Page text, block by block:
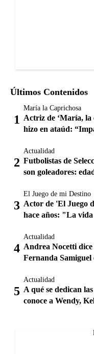
Últimos Contenidos
María la Caprichosa
Actriz de ‘María, la
hizo en ataúd:
Actualidad
Futbolistas de
son goleadores:
El Juego de mi Destino
Actor de 'El Juego
hace años: "La
Actualidad
Andrea Nocetti
Fernanda
Actualidad
A qué se dedican
conoce a Wendy,